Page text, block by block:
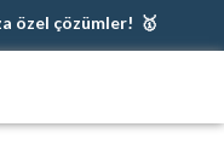
özel çözümler! 🥇
dahildir! 🥇